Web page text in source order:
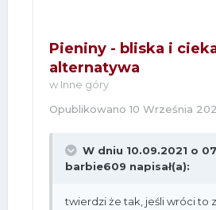
Pieniny - bliska i
alternatywa
w Inne góry
Opublikowano10 Września
W dniu 10.09.2021 o
barbie609 napisał(a):
twierdzi że tak, jeśli wróci to